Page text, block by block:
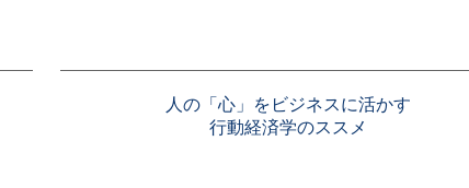
人の「心」をビジネスに活かす
行動経済学のススメ